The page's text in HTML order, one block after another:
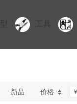
新品 价格 ￥